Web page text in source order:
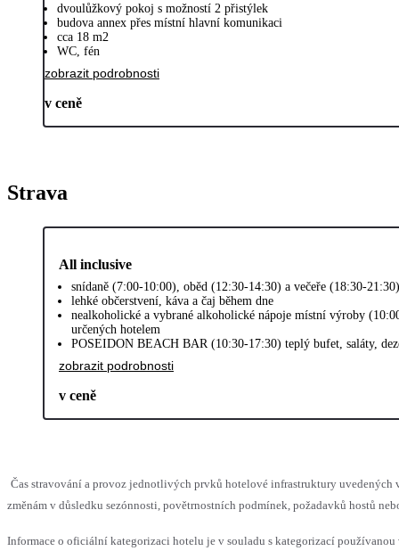
dvoulůžkový pokoj s možností 2 přistýlek
budova annex přes místní hlavní komunikaci
cca 18 m2
WC, fén
zobrazit podrobnosti
v ceně
Strava
All inclusive
snídaně (7:00-10:00), oběd (12:30-14:30) a večeře (18:30-
lehké občerstvení, káva a čaj během dne
nealkoholické a vybrané alkoholické nápoje místní výroby
určených hotelem
POSEIDON BEACH BAR (10:30-17:30) teplý bufet, saláty,
zobrazit podrobnosti
v ceně
Čas stravování a provoz jednotlivých prvků hotelové infrastruktury uvedených
změnám v důsledku sezónnosti, povětrnostních podmínek, požadavků hostů
Informace o oficiální kategorizaci hotelu je v souladu s kategorizací používanou